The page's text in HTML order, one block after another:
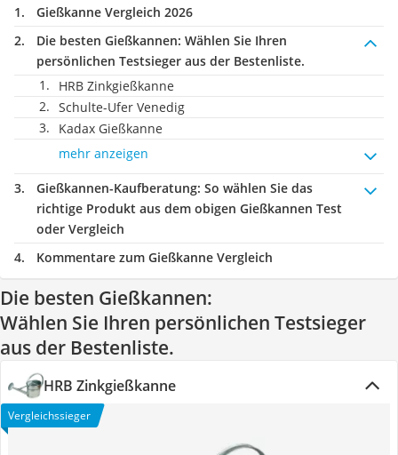
Gießkanne Vergleich 2026
Die besten Gießkannen: Wählen Sie Ihren
persönlichen Testsieger aus der Bestenliste.
HRB Zinkgießkanne
Schulte-Ufer Venedig
Kadax Gießkanne
mehr anzeigen
Gießkannen-Kaufberatung: So wählen Sie das
richtige Produkt aus dem obigen Gießkannen Test
oder Vergleich
Kommentare zum Gießkanne Vergleich
Die besten Gießkannen:
Wählen Sie Ihren persönlichen Testsieger
aus der Bestenliste.
HRB Zinkgießkanne
Vergleichssieger